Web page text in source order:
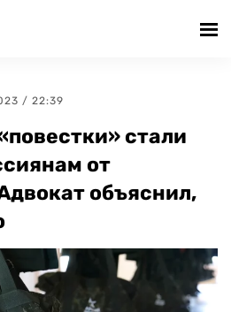
/ 22:39
стали
от
объяснил,